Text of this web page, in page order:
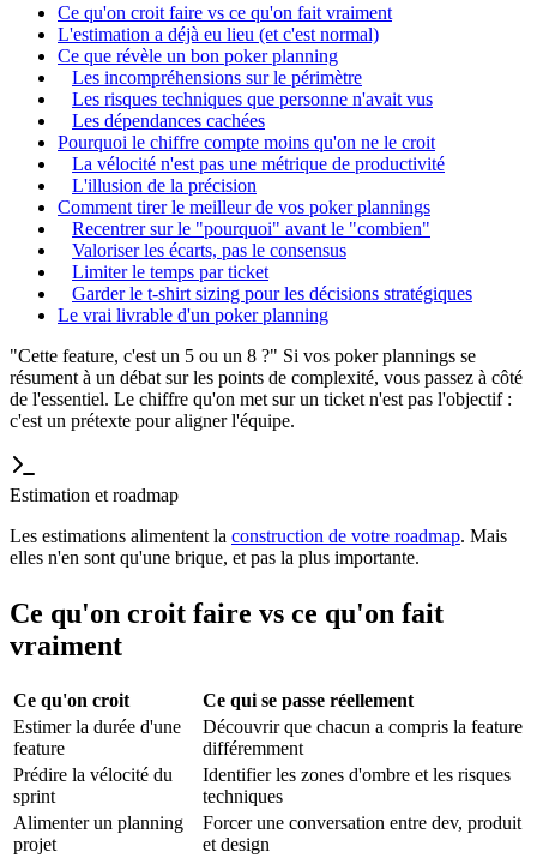
Ce qu'on croit faire vs ce qu'on fait vraiment
L'estimation a déjà eu lieu (et c'est normal)
Ce que révèle un bon poker planning
Les incompréhensions sur le périmètre
Les risques techniques que personne n'avait vus
Les dépendances cachées
Pourquoi le chiffre compte moins qu'on ne le croit
La vélocité n'est pas une métrique de productivité
L'illusion de la précision
Comment tirer le meilleur de vos poker plannings
Recentrer sur le "pourquoi" avant le "combien"
Valoriser les écarts, pas le consensus
Limiter le temps par ticket
Garder le t-shirt sizing pour les décisions stratégiques
Le vrai livrable d'un poker planning
"Cette feature, c'est un 5 ou un 8 ?" Si vos poker plannings se
résument à un débat sur les points de complexité, vous passez à côté
de l'essentiel. Le chiffre qu'on met sur un ticket n'est pas l'objectif :
c'est un prétexte pour aligner l'équipe.
Estimation et roadmap
Les estimations alimentent la construction de votre roadmap. Mais
elles n'en sont qu'une brique, et pas la plus importante.
Ce qu'on croit faire vs ce qu'on fait
vraiment
Ce qu'on croit
Ce qui se passe réellement
Estimer la durée d'une
feature
Découvrir que chacun a compris la feature
différemment
Prédire la vélocité du
sprint
Identifier les zones d'ombre et les risques
techniques
Alimenter un planning
projet
Forcer une conversation entre dev, produit
et design